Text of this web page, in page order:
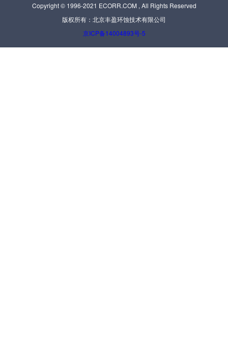
Copyright © 1996-2021 ECORR.COM , All Rights Reserved
版权所有：北京丰盈环蚀技术有限公司
京ICP备14004893号-5